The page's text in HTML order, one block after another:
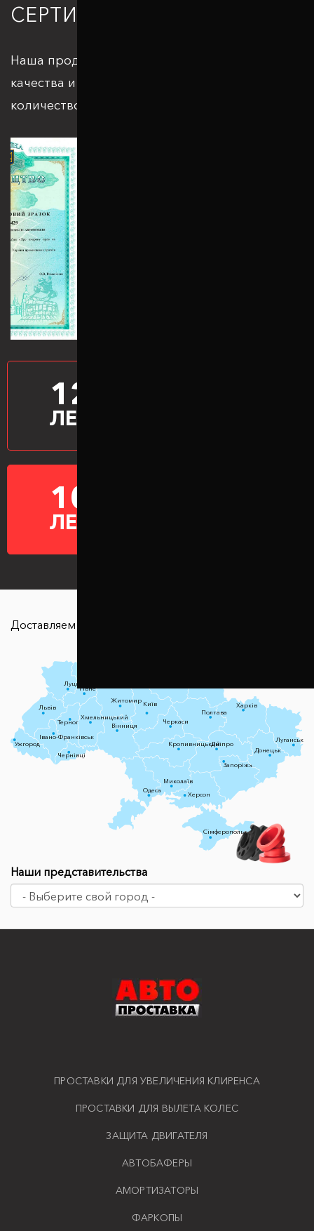
СЕРТИФИКАЦИЯ
Наша продукция отвечает всем стандартам
качества и подкрепляется большим
количеством патентов и сертификатов
12
ЛЕТ
10
ЛЕТ
Доставляем в любую точку страны
Сімферополь
Луцьк
Київ
Житомир
Тернопіль
Рівне
Львів
Дніпро
Кропивницький
Харків
Полтава
Черкаси
Запоріжжя
Херсон
Донецьк
Луганськ
Ужгород
Чернівці
Вінниця
Хмельницький
Івано-Франківськ
Миколаїв
Одеса
Наши представительства
ПРОСТАВКИ ДЛЯ УВЕЛИЧЕНИЯ КЛИРЕНСА
ПРОСТАВКИ ДЛЯ ВЫЛЕТА КОЛЕС
ЗАЩИТА ДВИГАТЕЛЯ
АВТОБАФЕРЫ
АМОРТИЗАТОРЫ
ФАРКОПЫ